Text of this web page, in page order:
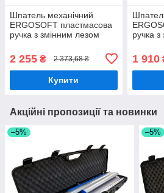
Шпатель механічний
ERGOSOFT пластмасова
ручка з змінним лезом
2 255 ₴ 2 373,68 ₴
Купити
ручка
1 910
Акційні пропозиції та новинки
–5% –5%